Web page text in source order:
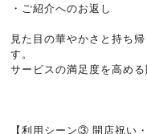
・ご紹介へのお返し
見た目の華やかさと持ち
す。
サービスの満足度を高め
【利用シーン③ 開店祝い